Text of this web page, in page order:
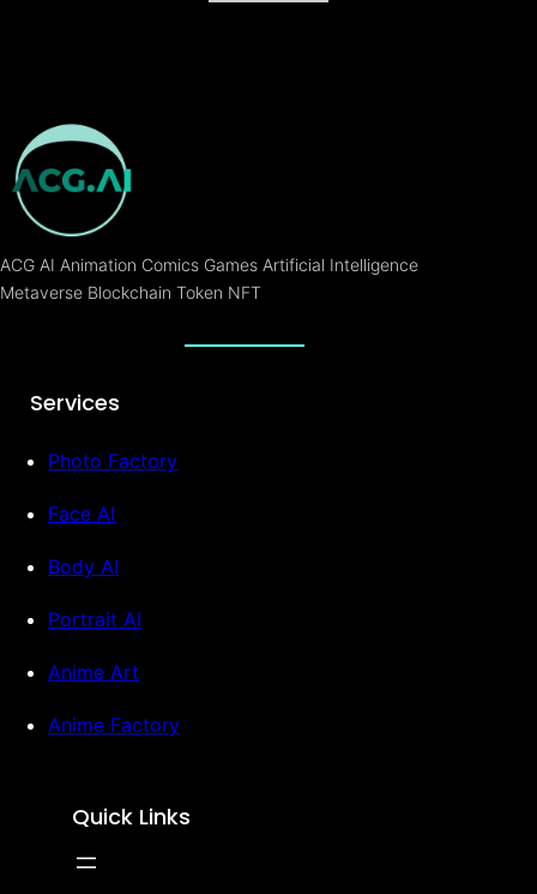
ACG AI Animation Comics Games Artificial Intelligence
Metaverse Blockchain Token NFT
Services
Photo Factory
Face AI
Body AI
Portrait AI
Anime Art
Anime Factory
Quick Links